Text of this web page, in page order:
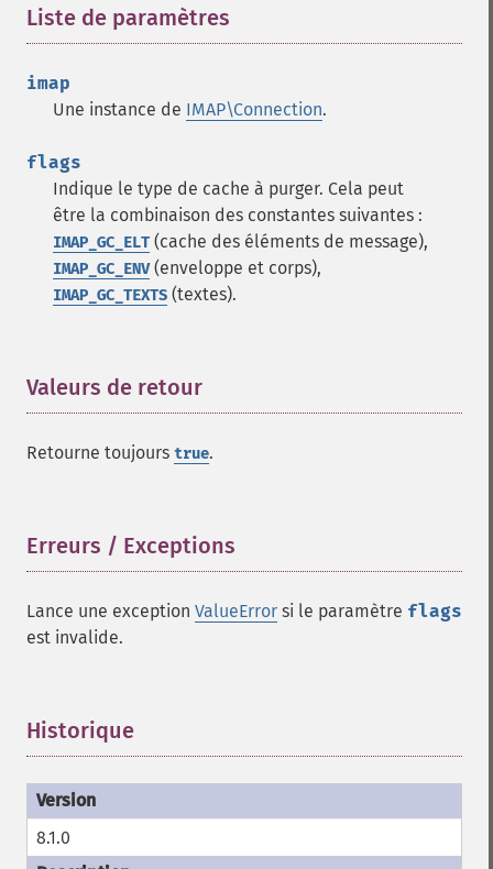
Liste de paramètres
imap
Une instance de IMAP\Connection.
flags
Indique le type de cache à purger. Cela peut
être la combinaison des constantes suivantes :
IMAP_GC_ELT (cache des éléments de message),
IMAP_GC_ENV(enveloppe et corps),
IMAP_GC_TEXTS (textes).
Valeurs de retour
Retourne toujours true.
Erreurs / Exceptions
Lance une exception ValueError si le paramètre flags
est invalide.
Historique
8.1.0